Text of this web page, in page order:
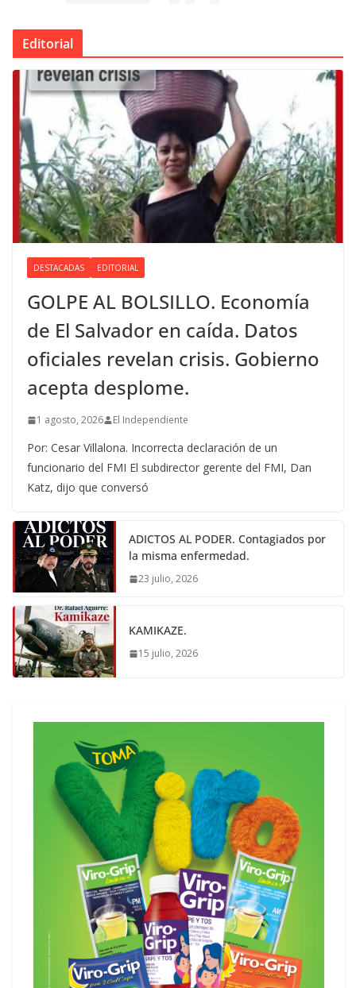
Editorial
DESTACADAS EDITORIAL
GOLPE AL BOLSILLO. Economía
de El Salvador en caída. Datos
oficiales revelan crisis. Gobierno
acepta desplome.
1 agosto, 2026 El Independiente
Por: Cesar Villalona. Incorrecta declaración de un
funcionario del FMI El subdirector gerente del FMI, Dan
Katz, dijo que conversó
ADICTOS AL PODER. Contagiados por
la misma enfermedad.
23 julio, 2026
KAMIKAZE.
15 julio, 2026